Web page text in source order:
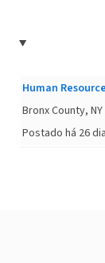
Human
Bronx County, NY
Postado há 26